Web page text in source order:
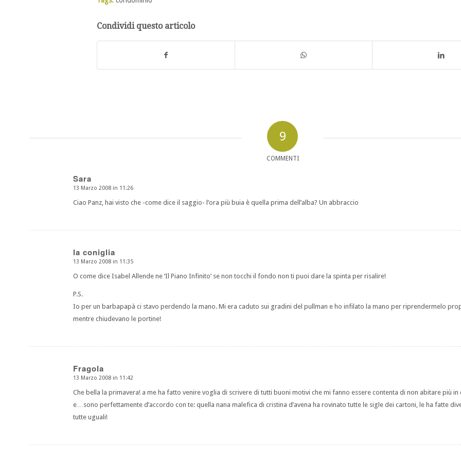
Condividi questo articolo
9
COMMENTI
Sara
dice:
13 Marzo 2008 in 11:26
Ciao Panz, hai visto che -come dice il saggio- l’ora più buia è quella prima dell’alba? Un abbraccio
la coniglia
dice:
13 Marzo 2008 in 11:35
O come dice Isabel Allende ne ‘Il Piano Infinito’ se non tocchi il fondo non ti puoi dare la spinta per risalire!
P.S.
Io per un barbapapà ci stavo perdendo la mano. Mi era caduto sui gradini del pullman e ho infilato la mano per riprendermelo
mentre chiudevano le portine!
Fragola
dice:
13 Marzo 2008 in 11:42
Che bella la primavera! a me ha fatto venire voglia di scrivere di tutti buoni motivi che mi fanno essere contenta di non abitare più
e…sono perfettamente d’accordo con te: quella nana malefica di cristina d’avena ha rovinato tutte le sigle dei cartoni, le ha fatte
tutte uguali!